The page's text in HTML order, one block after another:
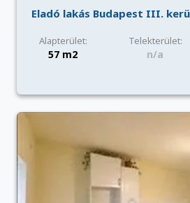
Eladó lakás Budapest III.
Alapterület: Telekterület:
57 m2 n/a